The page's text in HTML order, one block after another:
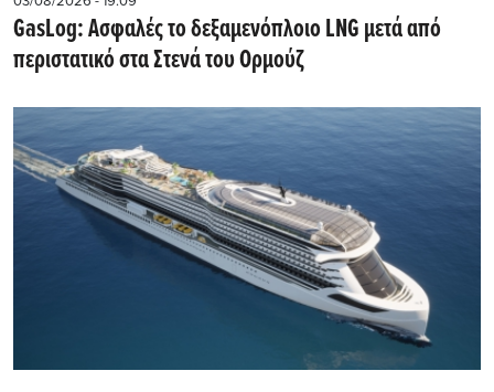
GasLog: Ασφαλές το δεξαμενόπλοιο LNG μετά από
περιστατικό στα Στενά του Ορμούζ